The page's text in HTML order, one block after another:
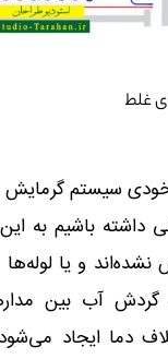
غلط
خودی سیستم گرمایش
داشته باشیم به
و یا لوله‌ها
گردش آب بین
دما ایجاد